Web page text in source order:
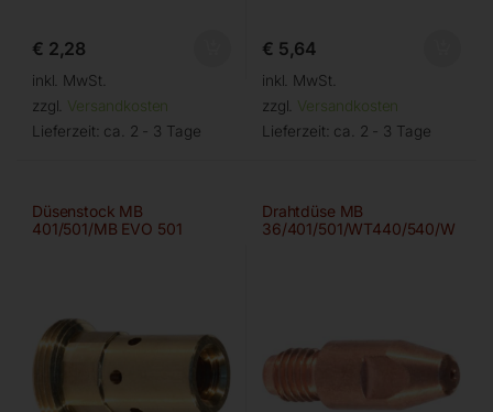
€ 2,28
inkl. MwSt.
zzgl. Versandkosten
Lieferzeit: ca. 2 - 3 Tage
€ 5,64
inkl. MwSt.
zzgl. Versandkosten
Lieferzeit: ca. 2 - 3 Tage
Düsenstock MB
401/501/MB EVO 501
Drahtdüse MB
36/401/501/WT440/540/W